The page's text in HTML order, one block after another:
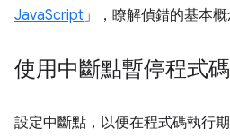
JavaScript」，瞭解偵錯的基本概
使用中斷點暫停程式碼
設定中斷點，以便在程式碼執行